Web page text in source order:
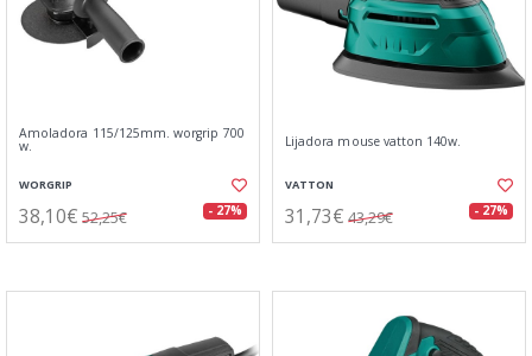
Amoladora 115/125mm. worgrip 700
w.
WORGRIP
38,10€ 52,25€ - 27%
Lijadora mouse vatton 140w.
VATTON
31,73€ 43,29€ - 27%